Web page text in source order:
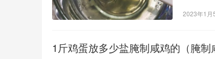
2023年1月
1斤鸡蛋放多少盐腌制咸鸡的（腌制